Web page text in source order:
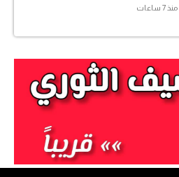
منذ 7 ساعات